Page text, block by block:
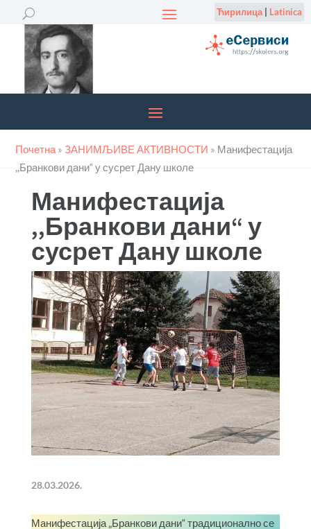
Ћирилица| Latinica
Почетна »ЗАНИМЉИВЕ АКТИВНОСТИ » Манифестација
,,Бранкови дани“ у сусрет Дану школе
Манифестација
,,Бранкови дани“ у
сусрет Дану школе
28.03.2026.
Манифестација „Бранкови дани“ традиционално се